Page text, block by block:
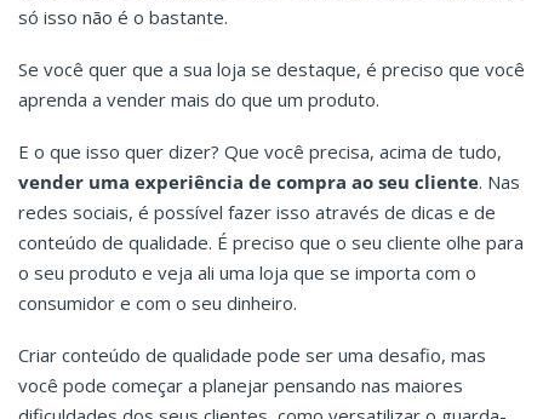
só isso não é o bastante.
Se você quer que a sua loja se destaque, é preciso que você
aprenda a vender mais do que um produto.
E o que isso quer dizer? Que você precisa, acima de tudo,
vender uma experiência de compra ao seu cliente. Nas
redes sociais, é possível fazer isso através de dicas e de
conteúdo de qualidade. É preciso que o seu cliente olhe para
o seu produto e veja ali uma loja que se importa com o
consumidor e com o seu dinheiro.
Criar conteúdo de qualidade pode ser uma desafio, mas
você pode começar a planejar pensando nas maiores